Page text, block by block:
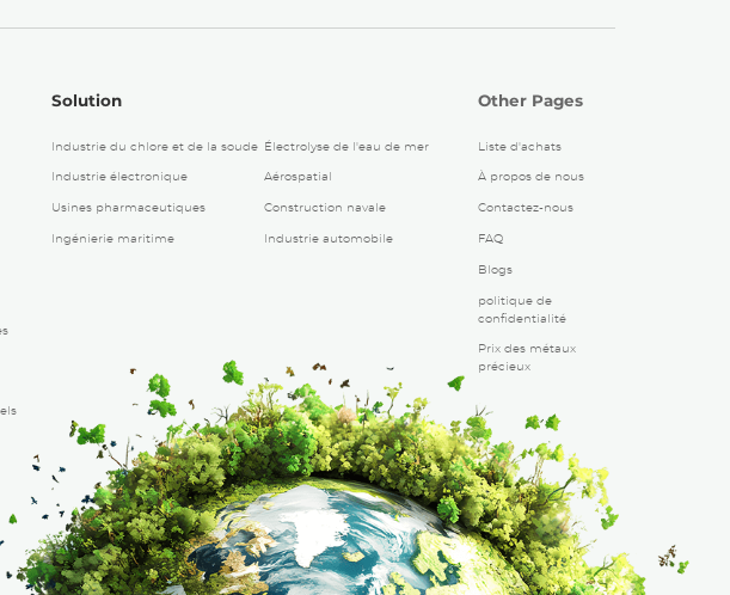
Solution
Industrie du chlore et de la soude Électrolyse de l'eau de mer
Industrie électronique Aérospatial
Usines pharmaceutiques Construction navale
Ingénierie maritime Industrie automobile
Other Pages
Liste d'achats
À propos de nous
Contactez-nous
FAQ
Blogs
politique de
confidentialité
Prix ​​des métaux
précieux